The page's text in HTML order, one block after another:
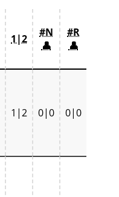
1|2
#N
👤
#R
👤
1|2 0|0 0|0